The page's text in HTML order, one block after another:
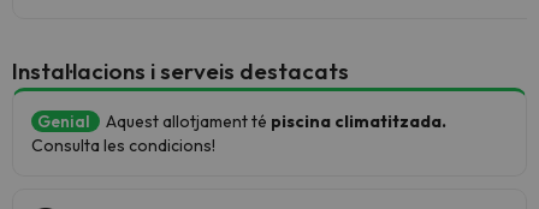
Instal·lacions i serveis destacats
Genial Aquest allotjament té piscina climatitzada.
Consulta les condicions!